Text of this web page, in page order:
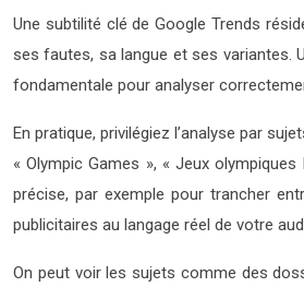
Une subtilité clé de Google Trends
ses fautes, sa langue et ses variantes.
fondamentale pour analyser
En pratique, privilégiez l’analyse par
« Olympic Games », « Jeux
précise, par exemple pour trancher
publicitaires au langage réel de votre
On peut voir les sujets comme des